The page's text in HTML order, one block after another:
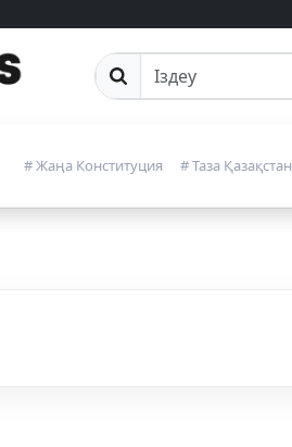
Сайттан іздеу
# Жаңа Конституция # Таза Қазақстан